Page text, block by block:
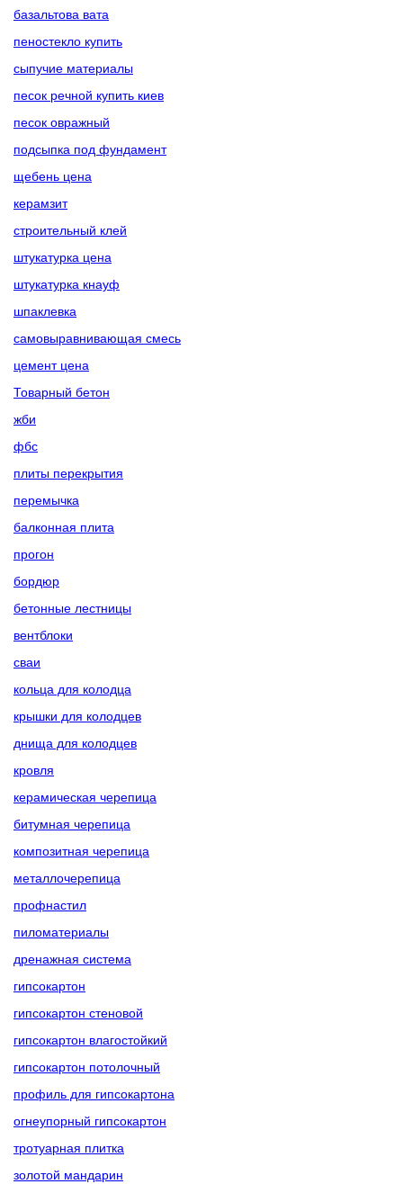
базальтова вата
пеностекло купить
сыпучие материалы
песок речной купить киев
песок овражный
подсыпка под фундамент
щебень цена
керамзит
строительный клей
штукатурка цена
штукатурка кнауф
шпаклевка
самовыравнивающая смесь
цемент цена
Товарный бетон
жби
фбс
плиты перекрытия
перемычка
балконная плита
прогон
бордюр
бетонные лестницы
вентблоки
сваи
кольца для колодца
крышки для колодцев
днища для колодцев
кровля
керамическая черепица
битумная черепица
композитная черепица
металлочерепица
профнастил
пиломатериалы
дренажная система
гипсокартон
гипсокартон стеновой
гипсокартон влагостойкий
гипсокартон потолочный
профиль для гипсокартона
огнеупорный гипсокартон
тротуарная плитка
золотой мандарин